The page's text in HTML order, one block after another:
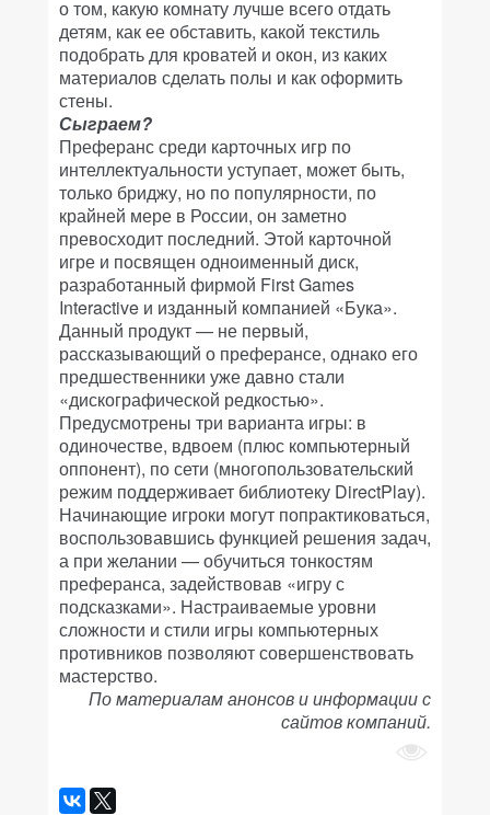
о том, какую комнату лучше всего отдать
детям, как ее обставить, какой текстиль
подобрать для кроватей и окон, из каких
материалов сделать полы и как оформить
стены.
Сыграем?
Преферанс среди карточных игр по
интеллектуальности уступает, может быть,
только бриджу, но по популярности, по
крайней мере в России, он заметно
превосходит последний. Этой карточной
игре и посвящен одноименный диск,
разработанный фирмой First Games
Interactive и изданный компанией «Бука».
Данный продукт — не первый,
рассказывающий о преферансе, однако его
предшественники уже давно стали
«дискографической редкостью».
Предусмотрены три варианта игры: в
одиночестве, вдвоем (плюс компьютерный
оппонент), по сети (многопользовательский
режим поддерживает библиотеку DirectPlay).
Начинающие игроки могут попрактиковаться,
воспользовавшись функцией решения задач,
а при желании — обучиться тонкостям
преферанса, задействовав «игру с
подсказками». Настраиваемые уровни
сложности и стили игры компьютерных
противников позволяют совершенствовать
мастерство.
По материалам анонсов и информации с
сайтов компаний.